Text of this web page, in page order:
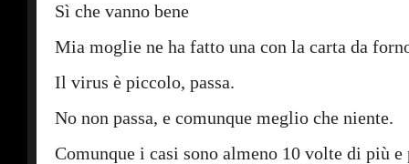
Sì che vanno bene
Mia moglie ne ha fatto una con la carta da
Il virus è piccolo, passa.
No non passa, e comunque meglio che niente.
Comunque i casi sono almeno 10 volte di più